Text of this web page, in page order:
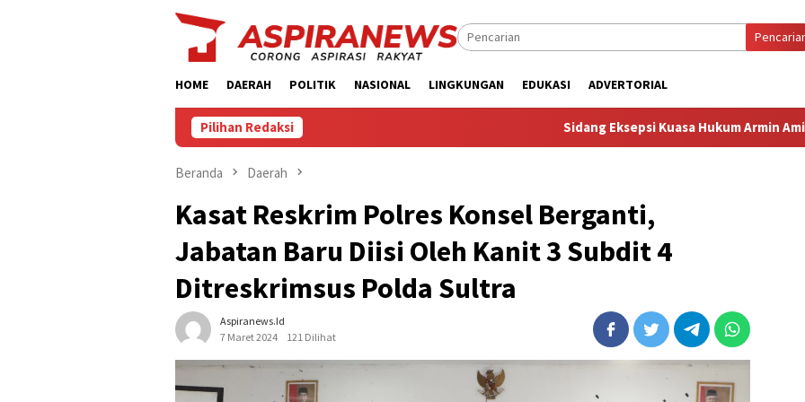
HOME DAERAH POLITIK NASIONAL LINGKUNGAN EDUKASI ADVERTORIAL
Pilihan Redaksi ‎Sidang Eksepsi Kuasa Hukum Armin Amin Sebut
Beranda Daerah
Kasat Reskrim Polres Konsel Berganti,
Jabatan Baru Diisi Oleh Kanit 3 Subdit 4
Ditreskrimsus Polda Sultra
Aspiranews.id
7 Maret 2024
121 Dilihat